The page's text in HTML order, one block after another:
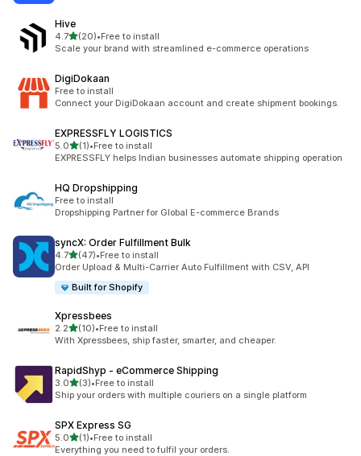
Hive
4.7เต็ม 5 ดาว
(20)
ทั้งหมด 20 รีวิว
•Free to install
Scale your brand with streamlined e-commerce operations
DigiDokaan
Free to install
Connect your DigiDokaan account and create shipment bookings.
EXPRESSFLY LOGISTICS
5.0เต็ม 5 ดาว
(1)
ทั้งหมด 1 รีวิว
•Free to install
EXPRESSFLY helps Indian businesses automate shipping operation
HQ Dropshipping
Free to install
Dropshipping Partner for Global E-commerce Brands
syncX: Order Fulfillment Bulk
4.7เต็ม 5 ดาว
(47)
ทั้งหมด 47 รีวิว
•Free to install
Order Upload & Multi-Carrier Auto Fulfillment with CSV, API
Built for Shopify
Xpressbees
2.2เต็ม 5 ดาว
(10)
ทั้งหมด 10 รีวิว
•Free to install
With Xpressbees, ship faster, smarter, and cheaper.
RapidShyp ‑ eCommerce Shipping
3.0เต็ม 5 ดาว
(3)
ทั้งหมด 3 รีวิว
•Free to install
Ship your orders with multiple couriers on a single platform
SPX Express SG
5.0เต็ม 5 ดาว
(1)
ทั้งหมด 1 รีวิว
•Free to install
Everything you need to fulfil your orders.